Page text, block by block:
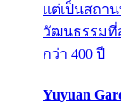
แต่เป็นสถา
วัฒนธรรมที่
กว่า 400 ปี
Yuyuan